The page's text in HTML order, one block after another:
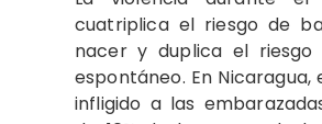
cuatriplica el riesgo de
nacer y duplica el
espontáneo. En
infligido a las